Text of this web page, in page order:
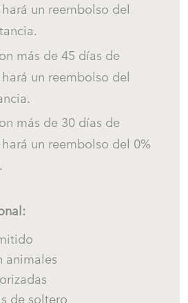
en villa en la Costa Brava
aparcamiento
nosotros en Begur Rentals
reserva o antes de su llegada
un reembolso del
más de 45 días de
un reembolso del
más de 30 días de
un reembolso del 0%
animales
de soltero